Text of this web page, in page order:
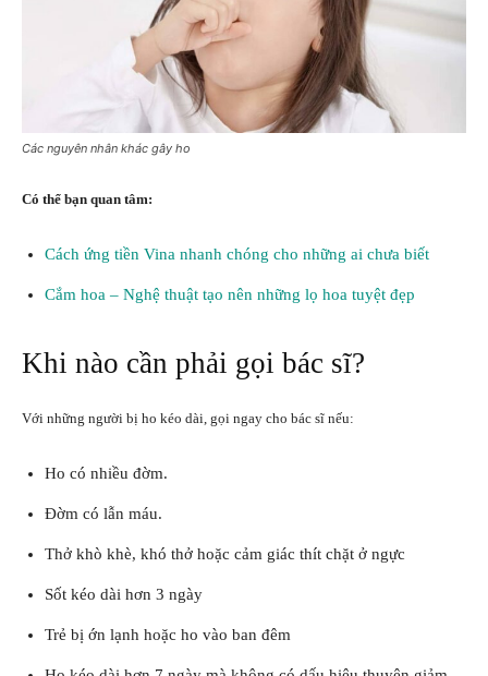
Các nguyên nhân khác gây ho
Có thể bạn quan tâm:
Cách ứng tiền Vina nhanh chóng cho những ai chưa biết
Cắm hoa – Nghệ thuật tạo nên những lọ hoa tuyệt đẹp
Khi nào cần phải gọi bác sĩ?
Với những người bị ho kéo dài, gọi ngay cho bác sĩ nếu:
Ho có nhiều đờm.
Đờm có lẫn máu.
Thở khò khè, khó thở hoặc cảm giác thít chặt ở ngực
Sốt kéo dài hơn 3 ngày
Trẻ bị ớn lạnh hoặc ho vào ban đêm